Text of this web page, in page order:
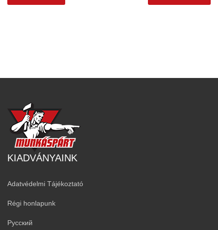
KIADVÁNYAINK
Adatvédelmi Tájékoztató
Régi honlapunk
Русский